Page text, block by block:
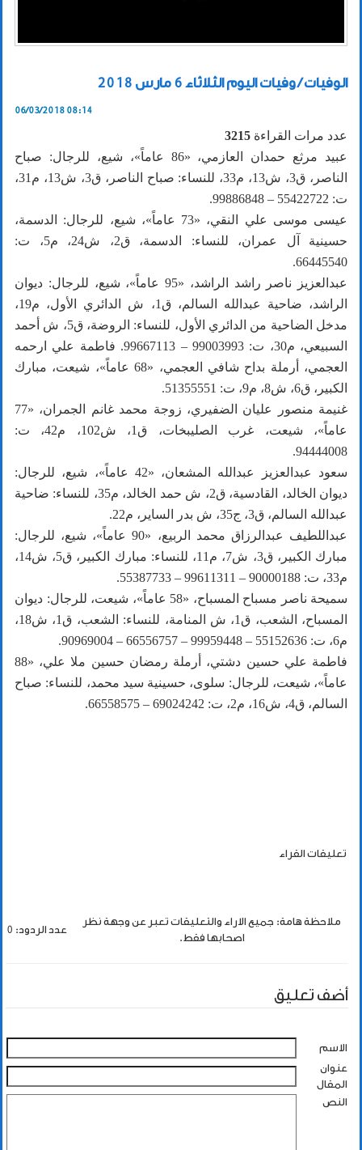
الوفيات / وفيات اليوم الثلاثاء 6 مارس 2018
06/03/2018 08:14
عدد مرات القراءة 3215
عبيد مرثع حمدان العازمي، «86 عاماً»، شيع، للرجال: صباح
الناصر، ق3، ش13، م33، للنساء: صباح الناصر، ق3، ش13، م31،
ت: 55422722 – 99886848.
عيسى موسى علي النقي، «73 عاماً»، شيع، للرجال: الدسمة،
حسينية آل عمران، للنساء: الدسمة، ق2، ش24، م5، ت:
66445540.
عبدالعزيز ناصر راشد الراشد، «95 عاماً»، شيع، للرجال: ديوان
الراشد، ضاحية عبدالله السالم، ق1، ش الدائري الأول، م19،
مدخل الضاحية من الدائري الأول، للنساء: الروضة، ق5، ش أحمد
السبيعي، م30، ت: 99003993 – 99667113. فاطمة علي ارحمه
العجمي، أرملة بداح شافي العجمي، «68 عاماً»، شيعت، مبارك
الكبير، ق6، ش8، م9، ت: 51355551.
غنيمة منصور عليان الضفيري، زوجة محمد غانم الجمران، «77
عاماً»، شيعت، غرب الصليبخات، ق1، ش102، م42، ت:
94444008.
سعود عبدالعزيز عبدالله المشعان، «42 عاماً»، شيع، للرجال:
ديوان الخالد، القادسية، ق2، ش حمد الخالد، م35، للنساء: ضاحية
عبدالله السالم، ق3، ج35، ش بدر الساير، م22.
عبداللطيف عبدالرزاق محمد الربيع، «90 عاماً»، شيع، للرجال:
مبارك الكبير، ق3، ش7، م11، للنساء: مبارك الكبير، ق5، ش14،
م33، ت: 90000188 – 99611311 – 55387733.
سميحة ناصر مسباح المسباح، «58 عاماً»، شيعت، للرجال: ديوان
المسباح، الشعب، ق1، ش المنامة، للنساء: الشعب، ق1، ش18،
م6، ت: 55152636 – 99959448 – 66556757 – 90969004.
فاطمة علي حسين دشتي، أرملة رمضان حسين ملا علي، «88
عاماً»، شيعت، للرجال: سلوى، حسينية سيد محمد، للنساء: صباح
السالم، ق4، ش16، م2، ت: 69024242 – 66558575.
تعليقات القراء
ملاحظة هامة: جميع الاراء والتعليقات تعبر عن وجهة نظر
اصحابها فقط.
عدد الردود: 0
أضف تعليق
الاسم
عنوان
المقال
النص